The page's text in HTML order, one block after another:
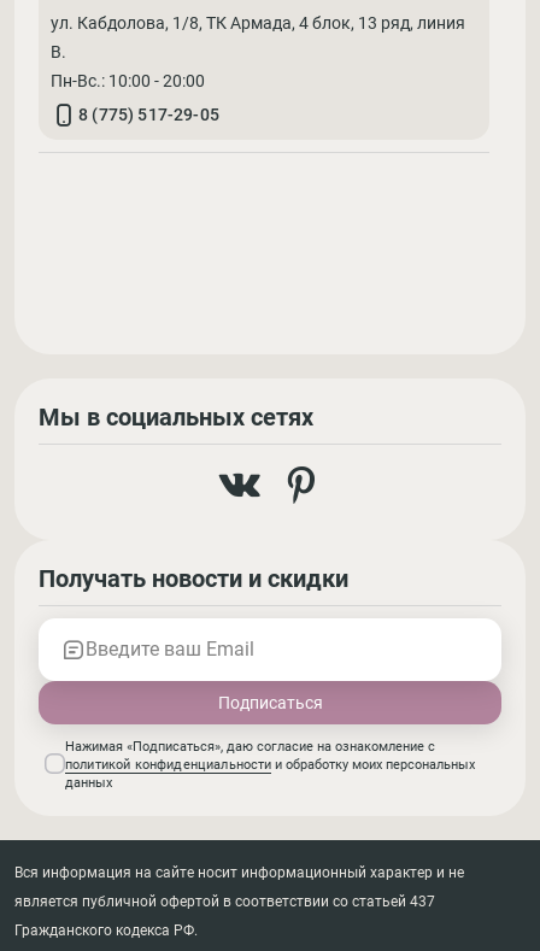
ул. Кабдолова, 1/8, ТК Армада, 4 блок, 13 ряд, линия
В.
Пн-Вс.: 10:00 - 20:00
8 (775) 517-29-05
Мы в социальных сетях
Получать новости и скидки
Введите ваш Email
Нажимая «Подписаться», даю согласие на ознакомление с
политикой конфиденциальности и обработку моих персональных
данных
Вся информация на сайте носит информационный характер и не
является публичной офертой в соответствии со статьей 437
Гражданского кодекса РФ.